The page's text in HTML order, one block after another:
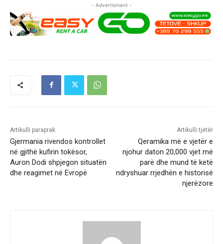
- Advertisment -
Artikulli paraprak
Gjermania rivendos kontrollet
në gjithë kufirin tokësor,
Auron Dodi shpjegon situatën
dhe reagimet në Evropë
Artikulli tjetër
Qeramika më e vjetër e
njohur daton 20,000 vjet më
parë dhe mund të ketë
ndryshuar rrjedhën e historisë
njerëzore